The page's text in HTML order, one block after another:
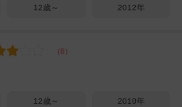
12歳～ 2012年
12歳～ 2010年